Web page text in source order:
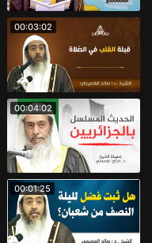
00:03:02
00:04:02
00:01:25